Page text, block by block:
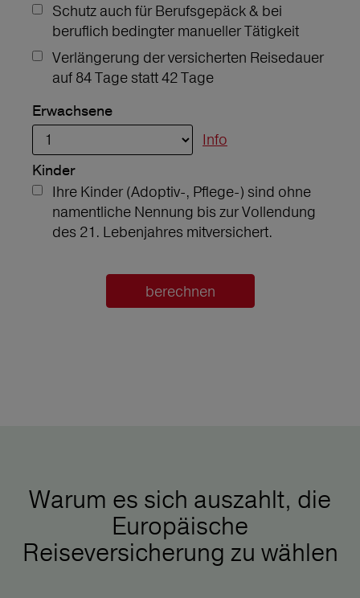
Schutz auch für Berufsgepäck & bei
beruflich bedingter manueller Tätigkeit
Verlängerung der versicherten Reisedauer
auf 84 Tage statt 42 Tage
Erwachsene
Info
Kinder
Ihre Kinder (Adoptiv-, Pflege-) sind ohne
namentliche Nennung bis zur Vollendung
des 21. Lebenjahres mitversichert.
berechnen
Warum es sich auszahlt, die
Europäische
Reiseversicherung zu wählen